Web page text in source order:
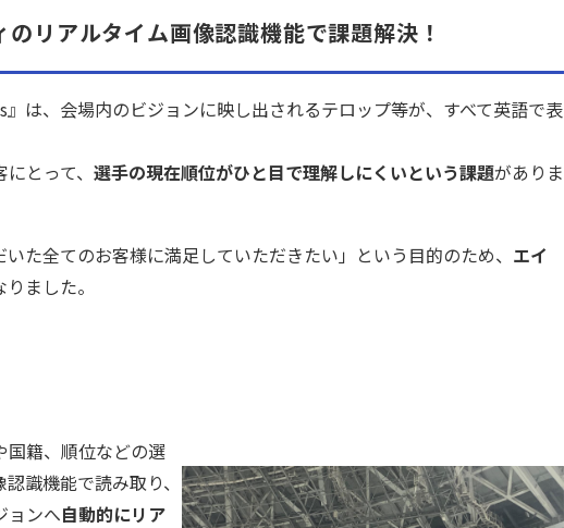
のリアルタイム画像認識機能で課題解決！
』は、会場内のビジョンに映し出されるテロップ等が、すべて英語で表
とって、 選手の現在順位がひと目で理解しにくいという課題がありま
いた全てのお客様に満足していただきたい」という目的のため、 エイ
ました。
国籍、順位などの選
識機能で読み取り、
ョンへ自動的にリア